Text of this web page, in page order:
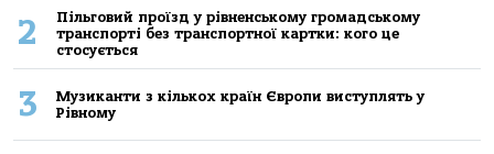
2
Пільговий проїзд у рівненському громадському
транспорті без транспортної картки: кого це
стосується
3
Музиканти з кількох країн Європи виступлять у
Рівному